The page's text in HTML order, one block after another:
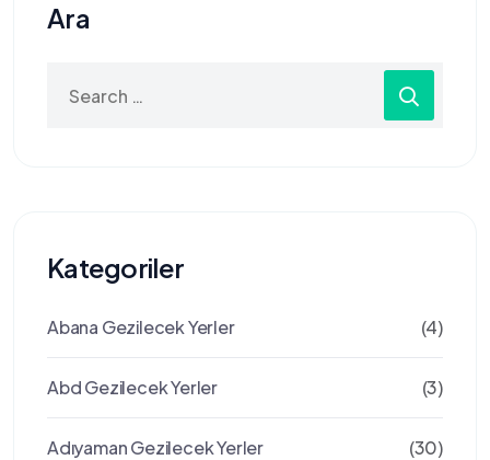
Ara
for:
Kategoriler
Abana Gezilecek Yerler (4)
Abd Gezilecek Yerler (3)
Adıyaman Gezilecek Yerler (30)